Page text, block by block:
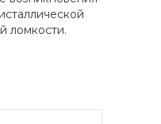
ломкости.